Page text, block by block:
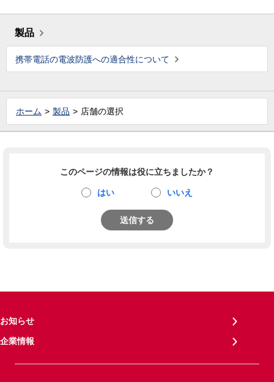
製品
携帯電話の電波防護への適合性について
ホーム 製品 店舗の選択
このページの情報は役に立ちましたか？
はい いいえ
送信する
お知らせ
企業情報